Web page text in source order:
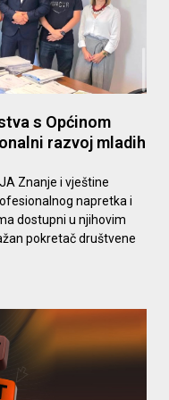
s Općinom
razvoj mladih
Znanje i vještine
napretka i
dostupni u njihovim
pokretač društvene